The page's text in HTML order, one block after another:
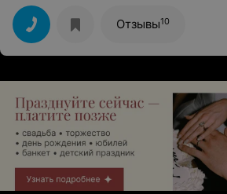
наблюдением я стала вот уже дважды
Огромное Вам спасибо,Наталья
любовь к работе, за человеческое
пациентам,за то что к вам я могла
время и получить грамотную
врача. Но после первого приема у
я поняла,что именно с ней у меня все
ошиблась. Сейчас мы с мужем
двух замечательных дочушек.
Отзывы10